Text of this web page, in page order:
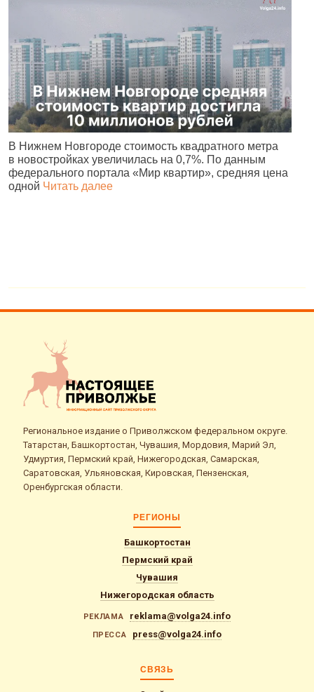
В Нижнем Новгороде стоимость квадратного метра
в новостройках увеличилась на 0,7%. По данным
федерального портала «Мир квартир», средняя цена
одной Читать далее
Региональное издание о Приволжском федеральном округе.
Татарстан, Башкортостан, Чувашия, Мордовия, Марий Эл,
Удмуртия, Пермский край, Нижегородская, Самарская,
Саратовская, Ульяновская, Кировская, Пензенская,
Оренбургская области.
РЕГИОНЫ
Башкортостан
Пермский край
Чувашия
Нижегородская область
РЕКЛАМА reklama@volga24.info
ПРЕССА press@volga24.info
СВЯЗЬ